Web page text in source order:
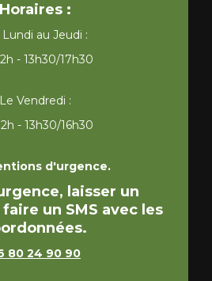
Horaires :
Lundi au Jeudi :
- 13h30/17h30
Le Vendredi :
- 13h30/16h30
d'urgence.
laisser un
un SMS avec les
80 24 90 90